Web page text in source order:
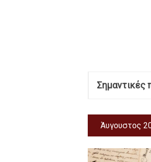
Σημαντικές
Άυγουστος